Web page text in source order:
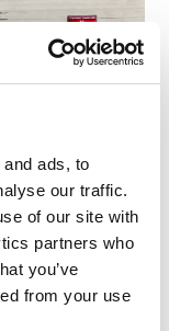
ads, to
our traffic.
of our site with
partners who
you’ve
from your use